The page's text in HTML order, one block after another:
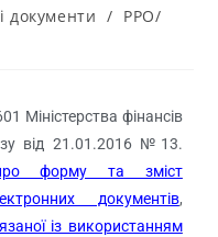
документи / РРО/
Міністерства фінансів
від 21.01.2016 №13.
форму та зміст
документів,
із використанням